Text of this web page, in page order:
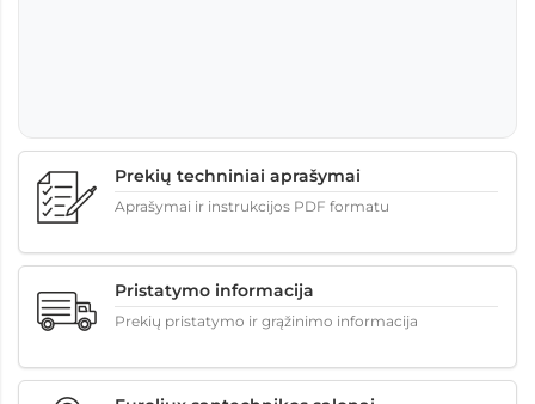
Prekių techniniai aprašymai
Aprašymai ir instrukcijos PDF formatu
Pristatymo informacija
Prekių pristatymo ir grąžinimo informacija